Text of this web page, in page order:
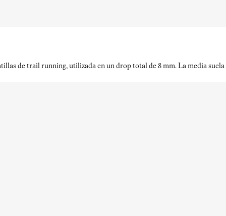
de trail running, utilizada en un drop total de 8 mm. La media